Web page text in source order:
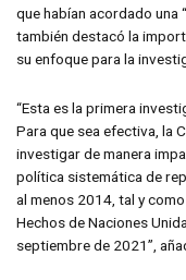
que habían acordado una
también destacó la
su enfoque para la
“Esta es la primera
Para que sea efectiva, la
investigar de manera
política sistemática de
al menos 2014, tal y
Hechos de Naciones
septiembre de 2021”,